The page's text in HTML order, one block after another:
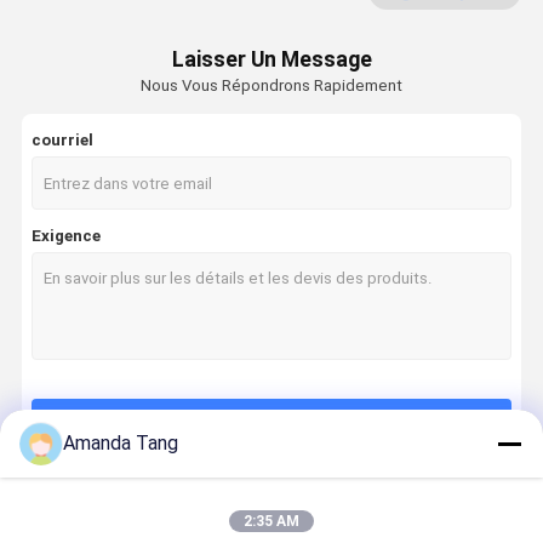
Détecteur de fuite d'eau
capteur de fuite d'eau
Détecteur de fuite futé
Pommeau de douche filtré
Purificateur d'eau domestique
Épurateur de l'eau d'osmose d'inversion
Laisser Un Message
Nous Vous Répondrons Rapidement
courriel
Exigence
Amanda Tang
2:35 AM